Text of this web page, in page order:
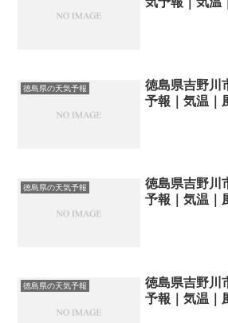
徳島県の天気予報
徳島県吉野川
予報｜気温｜
徳島県の天気予報
徳島県吉野川
予報｜気温｜
徳島県の天気予報
徳島県吉野川
予報｜気温｜